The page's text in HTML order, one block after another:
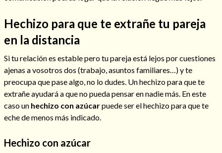
Hechizo para que te extrañe tu pareja
en la distancia
Si tu relación es estable pero tu pareja está lejos por cuestiones
ajenas a vosotros dos (trabajo, asuntos familiares…) y te
preocupa que pase algo, no lo dudes. Un hechizo para que te
extrañe ayudará a que no pueda pensar en nadie más. En este
caso un hechizo con azúcarpuede ser el hechizo para que te
eche de menos más indicado.
Hechizo con azúcar